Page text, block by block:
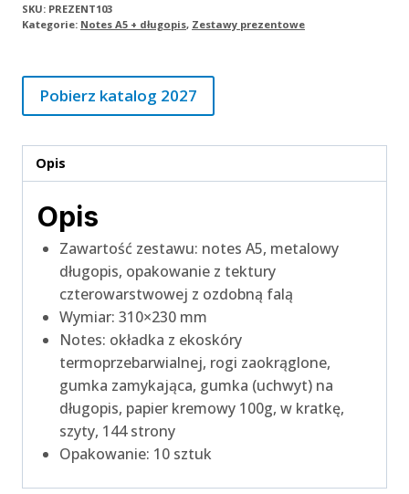
SKU: PREZENT103
Kategorie: Notes A5 + długopis, Zestawy prezentowe
Pobierz katalog 2027
Opis
Opis
Zawartość zestawu: notes A5, metalowy
długopis, opakowanie z tektury
czterowarstwowej z ozdobną falą
Wymiar: 310×230 mm
Notes: okładka z ekoskóry
termoprzebarwialnej, rogi zaokrąglone,
gumka zamykająca, gumka (uchwyt) na
długopis, papier kremowy 100g, w kratkę,
szyty, 144 strony
Opakowanie: 10 sztuk